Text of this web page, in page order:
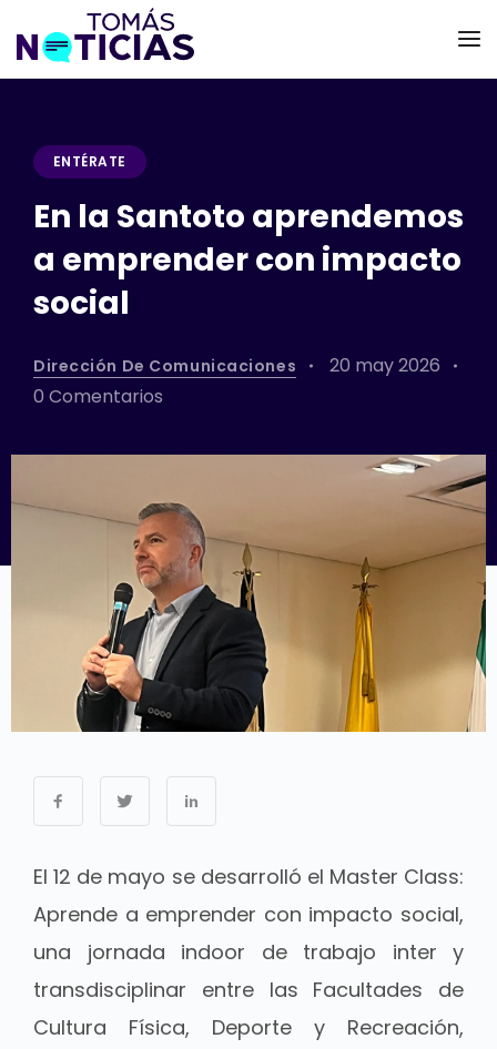
ENTÉRATE
En la Santoto aprendemos
a emprender con impacto
social
Dirección De Comunicaciones
20 may 2026
0 Comentarios
El 12 de mayo se desarrolló el Master Class:
Aprende a emprender con impacto social,
una jornada indoor de trabajo inter y
transdisciplinar entre las Facultades de
Cultura Física, Deporte y Recreación,